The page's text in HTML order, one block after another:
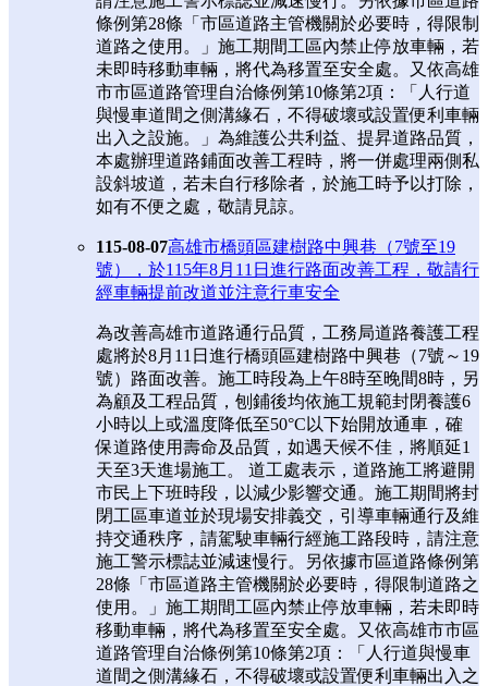
條例第28條「市區道路主管機關於必要時，得限制
道路之使用。」施工期間工區內禁止停放車輛，若
未即時移動車輛，將代為移置至安全處。又依高雄
市市區道路管理自治條例第10條第2項：「人行道
與慢車道間之側溝緣石，不得破壞或設置便利車輛
出入之設施。」為維護公共利益、提昇道路品質，
本處辦理道路鋪面改善工程時，將一併處理兩側私
設斜坡道，若未自行移除者，於施工時予以打除，
如有不便之處，敬請見諒。
115-08-07高雄市橋頭區建樹路中興巷（7號至19
號），於115年8月11日進行路面改善工程，敬請行
經車輛提前改道並注意行車安全
為改善高雄市道路通行品質，工務局道路養護工程
處將於8月11日進行橋頭區建樹路中興巷（7號～19
號）路面改善。施工時段為上午8時至晚間8時，另
為顧及工程品質，刨鋪後均依施工規範封閉養護6
小時以上或溫度降低至50°C以下始開放通車，確
保道路使用壽命及品質，如遇天候不佳，將順延1
天至3天進場施工。 道工處表示，道路施工將避開
市民上下班時段，以減少影響交通。施工期間將封
閉工區車道並於現場安排義交，引導車輛通行及維
持交通秩序，請駕駛車輛行經施工路段時，請注意
施工警示標誌並減速慢行。另依據市區道路條例第
28條「市區道路主管機關於必要時，得限制道路之
使用。」施工期間工區內禁止停放車輛，若未即時
移動車輛，將代為移置至安全處。又依高雄市市區
道路管理自治條例第10條第2項：「人行道與慢車
道間之側溝緣石，不得破壞或設置便利車輛出入之